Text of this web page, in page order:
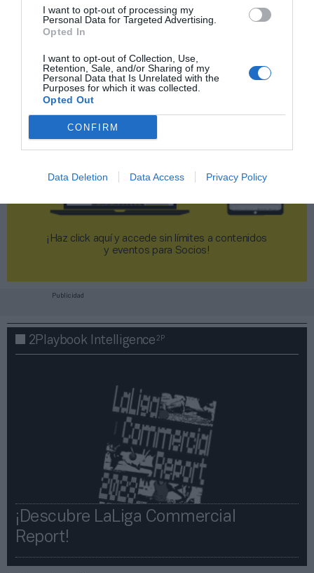
I want to opt-out of processing my
Personal Data for Targeted Advertising.
Opted In
I want to opt-out of Collection, Use,
Retention, Sale, and/or Sharing of my
Personal Data that Is Unrelated with the
Purposes for which it was collected.
Opted Out
CONFIRM
Data Deletion Data Access Privacy Policy
2Playbook Club
¡Haz click aquí y accede sin límites a contenidos
y eventos para Socios!​​​​​​​
Publicidad
2Playbook Intelligence2P
¡Descubre LaLiga Commercial
Report!​​